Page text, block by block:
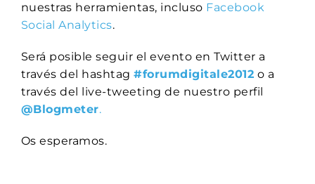
nuestras herramientas, incluso Facebook
Social Analytics.
Será posible seguir el evento en Twitter a
través del hashtag #forumdigitale2012 o a
través del live-tweeting de nuestro perfil
@Blogmeter.
Os esperamos.